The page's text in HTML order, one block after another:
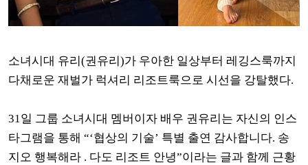
소녀시대 유리(권유리)가 우아한 일상부터 레깅스룩까지
다채로운 재벌가 럭셔리 리조트룩으로 시선을 강탈했다.
31일 그룹 소녀시대 멤버이자 배우 권유리는 자신의 인스
타그램을 통해 “‘협상의 기술’ 특별 출연 감사합니다. 송
지오 행복해라 . 다도 리조트 안녕”이라는 글과 함께 근황